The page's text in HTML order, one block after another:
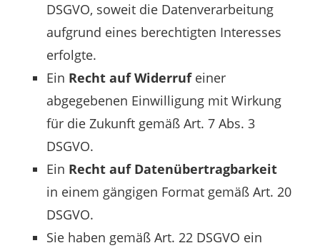
DSGVO, soweit die Datenverarbeitung
aufgrund eines berechtigten Interesses
erfolgte.
Ein Recht auf Widerrufeiner
abgegebenen Einwilligung mit Wirkung
für die Zukunft gemäß Art. 7 Abs. 3
DSGVO.
Ein Recht auf Datenübertragbarkeit
in einem gängigen Format gemäß Art. 20
DSGVO.
Sie haben gemäß Art. 22 DSGVO ein